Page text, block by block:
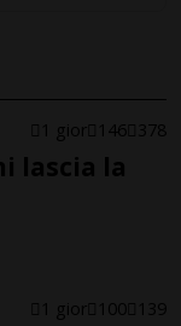
1 gior 146 378
lascia la
1 gior 100 139